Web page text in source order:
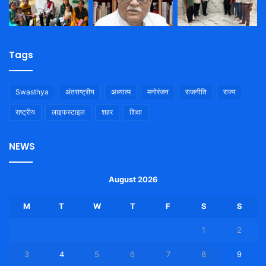
Tags
Swasthya अंतराष्ट्रीय अध्यात्म मनोरंजन राजनीति राज्य
राष्ट्रीय लाइफस्टाइल शहर शिक्षा
NEWS
August 2026
M T W T F S S
1 2
3 4 5 6 7 8 9